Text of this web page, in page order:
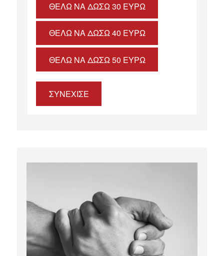
ΘΈΛΩ ΝΑ ΔΏΣΩ 30 ΕΥΡΏ
ΘΈΛΩ ΝΑ ΔΏΣΩ 40 ΕΥΡΏ
ΘΈΛΩ ΝΑ ΔΏΣΩ 50 ΕΥΡΏ
ΣΥΝΕΧΙΣΕ